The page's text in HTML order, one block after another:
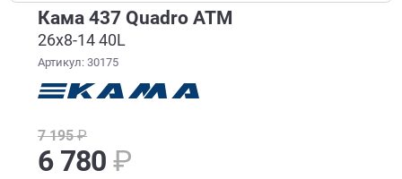
Кама 437 Quadro ATM
26x8-14 40L
Артикул: 30175
7 195₽
6 780₽